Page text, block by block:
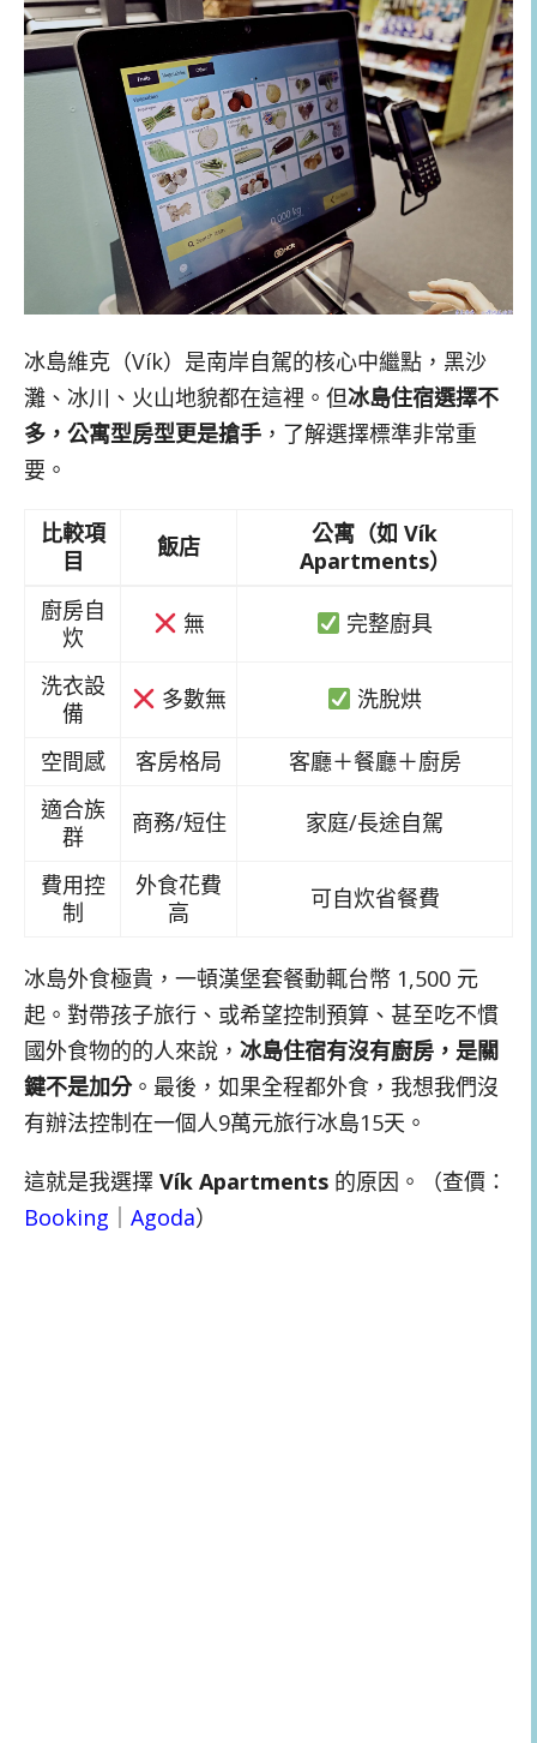
冰島維克（Vík）是南岸自駕的核心中繼點，黑沙
灘、冰川、火山地貌都在這裡。但冰島住宿選擇不
多，公寓型房型更是搶手 ，了解選擇標準非常重
要。
比較項
目
飯店
公寓（如 Vík
Apartments）
廚房自
炊
無 完整廚具
洗衣設
備
多數無 洗脫烘
空間感 客房格局
客廳＋餐廳＋廚房
適合族
群
商務/短住 家庭/長途自駕
費用控
制
外食花費
高
可自炊省餐費
冰島外食極貴，一頓漢堡套餐動輒台幣 1,500 元
起。對帶孩子旅行、或希望控制預算、甚至吃不慣
國外食物的的人來說， 冰島住宿有沒有廚房，是關
鍵不是加分。最後，如果全程都外食，我想我們沒
有辦法控制在一個人9萬元旅行冰島15天。
這就是我選擇 Vík Apartments 的原因。（查價：
Booking
Agoda）